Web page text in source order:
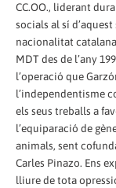
CC.OO., liderant
socials al sí
nacionalitat
MDT des de l’any
l’operació que
l’independentisme
els seus treballs a
l’equiparació de
animals, sent
Carles Pinazo. Ens
lliure de tota